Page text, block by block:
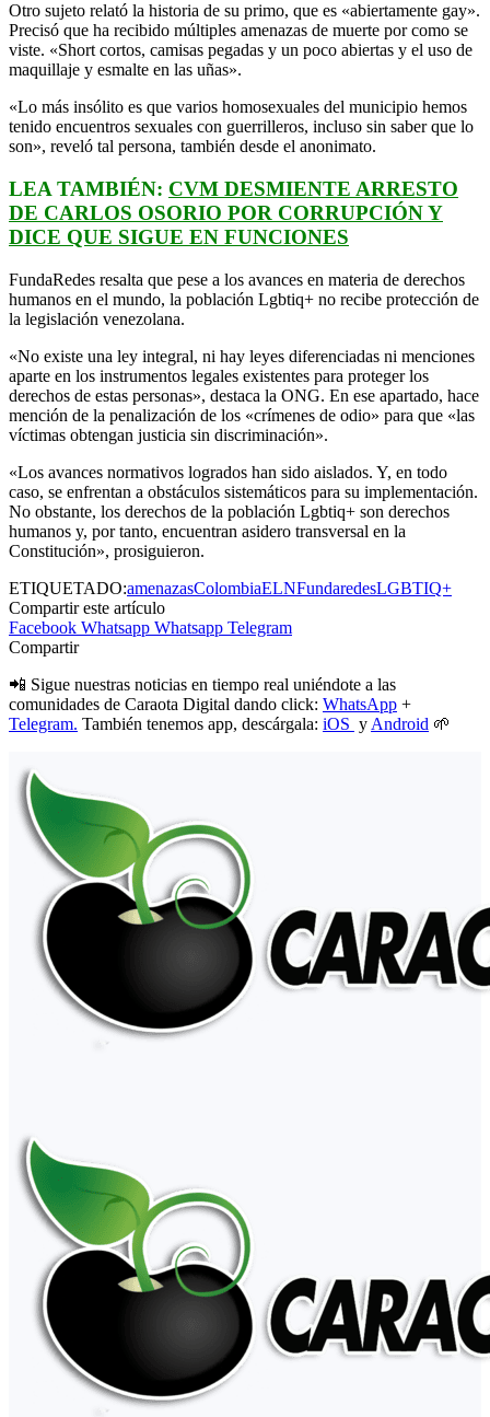
Otro sujeto relató la historia de su primo, que es «abiertamente gay».
Precisó que ha recibido múltiples amenazas de muerte por como se
viste. «Short cortos, camisas pegadas y un poco abiertas y el uso de
maquillaje y esmalte en las uñas».
«Lo más insólito es que varios homosexuales del municipio hemos
tenido encuentros sexuales con guerrilleros, incluso sin saber que lo
son», reveló tal persona, también desde el anonimato.
LEA TAMBIÉN: CVM DESMIENTE ARRESTO
DE CARLOS OSORIO POR CORRUPCIÓN Y
DICE QUE SIGUE EN FUNCIONES
FundaRedes resalta que pese a los avances en materia de derechos
humanos en el mundo, la población Lgbtiq+ no recibe protección de
la legislación venezolana.
«No existe una ley integral, ni hay leyes diferenciadas ni menciones
aparte en los instrumentos legales existentes para proteger los
derechos de estas personas», destaca la ONG. En ese apartado, hace
mención de la penalización de los «crímenes de odio» para que «las
víctimas obtengan justicia sin discriminación».
«Los avances normativos logrados han sido aislados. Y, en todo
caso, se enfrentan a obstáculos sistemáticos para su implementación.
No obstante, los derechos de la población Lgbtiq+ son derechos
humanos y, por tanto, encuentran asidero transversal en la
Constitución», prosiguieron.
ETIQUETADO:amenazasColombiaELNFundaredesLGBTIQ+
Compartir este artículo
Facebook Whatsapp Whatsapp Telegram
Compartir
📲 Sigue nuestras noticias en tiempo real uniéndote a las
comunidades de Caraota Digital dando click: WhatsApp +
Telegram. También tenemos app, descárgala: iOS y Android 🌱